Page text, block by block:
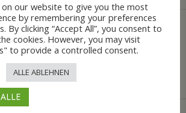
des Touchscreens nach
on our website to give you the most
by remembering your preferences
By clicking “Accept All”, you consent to
cookies. However, you may visit
to provide a controlled consent.
ALLE ABLEHNEN